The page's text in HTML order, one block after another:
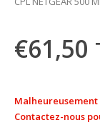
€61,50
Contactez-nous